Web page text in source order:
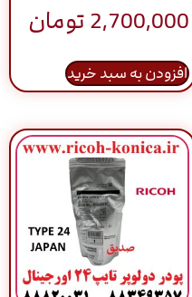
2,700,000تومان
افزودن به سبد خرید